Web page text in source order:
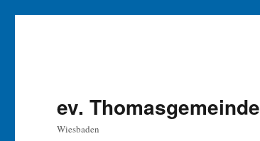
ev. Thomasgemeinde
Wiesbaden